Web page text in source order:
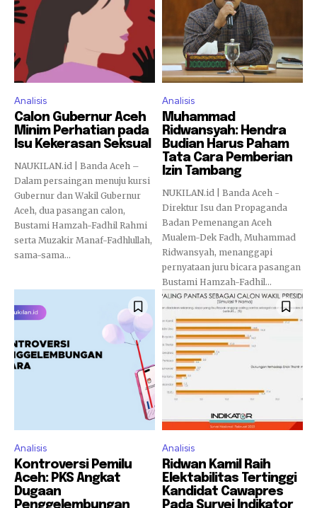
Analisis
Calon Gubernur Aceh
Minim Perhatian pada
Isu Kekerasan Seksual
NAUKILAN.id | Banda Aceh –
Dalam persaingan menuju kursi
Gubernur dan Wakil Gubernur
Aceh, dua pasangan calon,
Bustami Hamzah-Fadhil Rahmi
serta Muzakir Manaf-Fadhlullah,
sama-sama...
Analisis
Muhammad
Ridwansyah: Hendra
Budian Harus Paham
Tata Cara Pemberian
Izin Tambang
NUKILAN.id | Banda Aceh -
Direktur Isu dan Propaganda
Badan Pemenangan Aceh
Mualem-Dek Fadh, Muhammad
Ridwansyah, menanggapi
pernyataan juru bicara pasangan
Bustami Hamzah-Fadhil...
Analisis
Kontroversi Pemilu
Aceh: PKS Angkat
Dugaan
Penggelembungan
Analisis
Ridwan Kamil Raih
Elektabilitas Tertinggi
Kandidat Cawapres
Pada Survei Indikator